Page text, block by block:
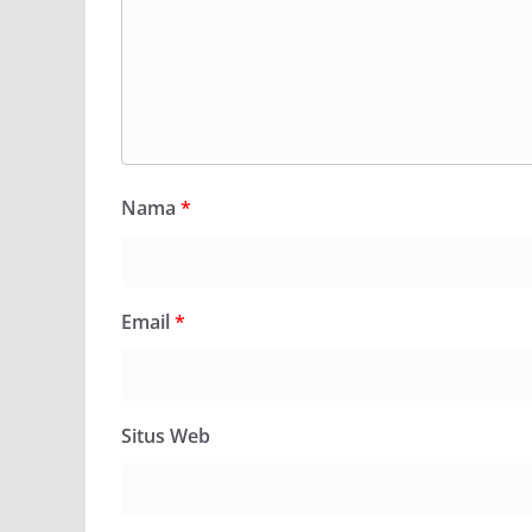
Nama *
Email*
Situs Web